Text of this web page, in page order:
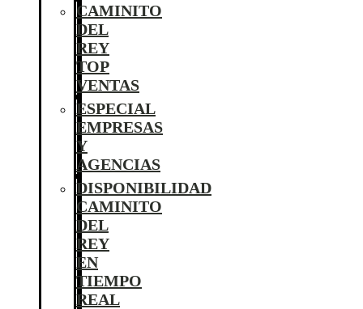
CAMINITO
DEL
REY
TOP
VENTAS
ESPECIAL
EMPRESAS
Y
AGENCIAS
DISPONIBILIDAD
CAMINITO
DEL
REY
EN
TIEMPO
REAL